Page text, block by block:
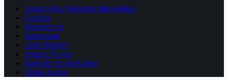
Angstvolles Verhalten überwinden
Cookies
Datenschutz
Impressum
Liste Phobien
Soziale Phobie
Spiel der Angst Karten
Zitate Ängste